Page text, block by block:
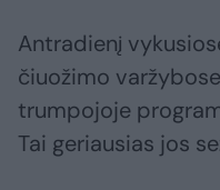
Antradienį
čiuožimo
trumpojoje
Tai geriausias jos